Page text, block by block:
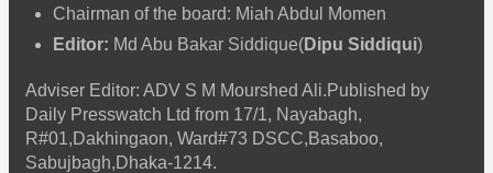
Chairman of the board: Miah Abdul Momen
Editor: Md Abu Bakar Siddique(Dipu Siddiqui)
Adviser Editor: ADV S M Mourshed Ali.Published by
Daily Presswatch Ltd from 17/1, Nayabagh,
R#01,Dakhingaon, Ward#73 DSCC,Basaboo,
Sabujbagh,Dhaka-1214.